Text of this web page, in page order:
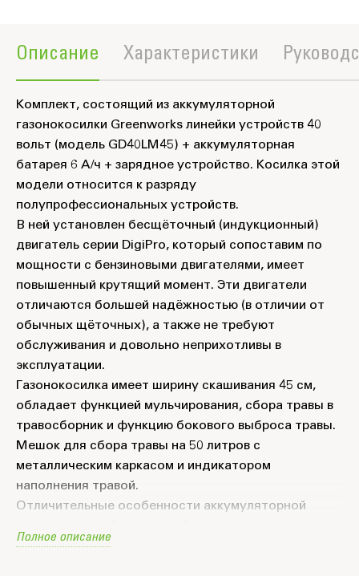
Описание Характеристики
Комплект, состоящий из аккумуляторной
газонокосилки Greenworks линейки устройств 40
вольт (модель GD40LM45) + аккумуляторная
батарея 6 А/ч + зарядное устройство. Косилка этой
модели относится к разряду
полупрофессиональных устройств.
В ней установлен бесщёточный (индукционный)
двигатель серии DigiPro, который сопоставим по
мощности с бензиновыми двигателями, имеет
повышенный крутящий момент. Эти двигатели
отличаются большей надёжностью (в отличии от
обычных щёточных), а также не требуют
обслуживания и довольно неприхотливы в
эксплуатации.
Газонокосилка имеет ширину скашивания 45 см,
обладает функцией мульчирования, сбора травы в
травосборник и функцию бокового выброса травы.
Мешок для сбора травы на 50 литров с
металлическим каркасом и индикатором
наполнения травой.
Отличительные особенности аккумуляторной
вибраций, экологичность и безопасность для
Полное описание